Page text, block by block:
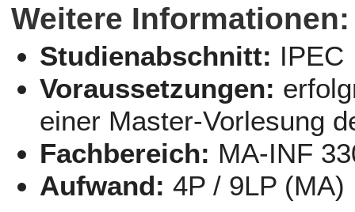
Weitere Informationen:
Studienabschnitt: IPEC
Voraussetzungen:
einer Master-Vorlesung
Fachbereich: MA-INF
Aufwand: 4P / 9LP (MA)